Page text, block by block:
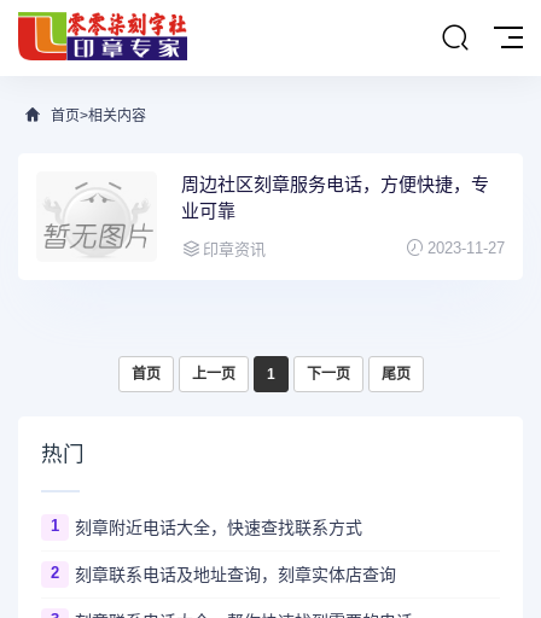
首页>相关内容
周边社区刻章服务电话，方便快捷，专
业可靠
印章资讯 2023-11-27
首页 上一页 1 下一页 尾页
热门
1 刻章附近电话大全，快速查找联系方式
2 刻章联系电话及地址查询，刻章实体店查询